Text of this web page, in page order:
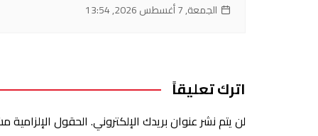
الجمعة, 7 أغسطس 2026, 13:54
اترك تعليقاً
لن يتم نشر عنوان بريدك الإلكتروني. الحقول الإلزامية